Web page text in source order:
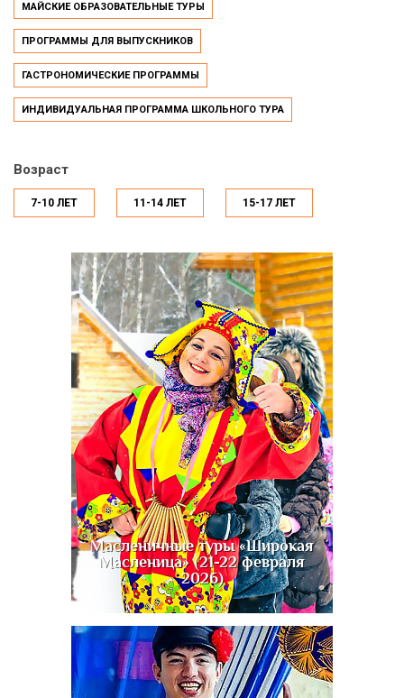
МАЙСКИЕ ОБРАЗОВАТЕЛЬНЫЕ ТУРЫ
ПРОГРАММЫ ДЛЯ ВЫПУСКНИКОВ
ГАСТРОНОМИЧЕСКИЕ ПРОГРАММЫ
ИНДИВИДУАЛЬНАЯ ПРОГРАММА ШКОЛЬНОГО ТУРА
Возраст
7-10 ЛЕТ 11-14 ЛЕТ 15-17 ЛЕТ
Масленичные туры «Широкая
Масленица» (21-22 февраля
2026)